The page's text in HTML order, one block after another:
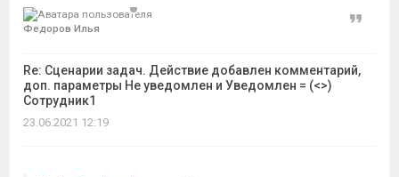
Федоров Илья
Re: Сценарии задач. Действие добавлен комментарий,
доп. параметры Не уведомлен и Уведомлен = (<>)
Сотрудник1
Цитата
23.06.2021 12:19